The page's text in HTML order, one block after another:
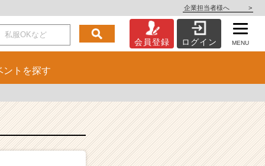
企業担当者様へ >
会員登録 ログイン MENU
ント を探す